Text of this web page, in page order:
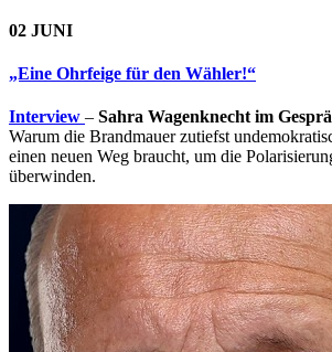
02 JUNI
„Eine Ohrfeige für den Wähler!“
Interview – Sahra Wagenknecht im
Warum die Brandmauer zutiefst
einen neuen Weg braucht, um die
überwinden.